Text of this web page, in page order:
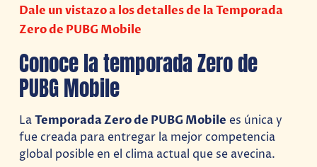
Dale un vistazo a los detalles de la Temporada
Zero de PUBG Mobile
Conoce la temporada Zero de
PUBG Mobile
LaTemporada Zero de PUBG Mobile es única y
fue creada para entregar la mejor competencia
global posible en el clima actual que se avecina.